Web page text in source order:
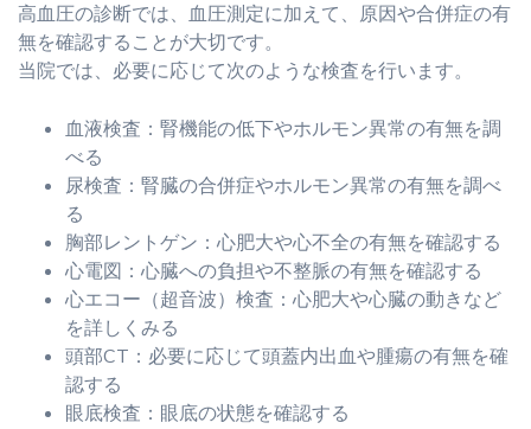
高血圧の診断では、血圧測定に加えて、原因や合併症の有
無を確認することが大切です。
当院では、必要に応じて次のような検査を行います。
血液検査：腎機能の低下やホルモン異常の有無を調
べる
尿検査：腎臓の合併症やホルモン異常の有無を調べ
る
胸部レントゲン：心肥大や心不全の有無を確認する
心電図：心臓への負担や不整脈の有無を確認する
心エコー（超音波）検査：心肥大や心臓の動きなど
を詳しくみる
頭部CT：必要に応じて頭蓋内出血や腫瘍の有無を確
認する
眼底検査：眼底の状態を確認する